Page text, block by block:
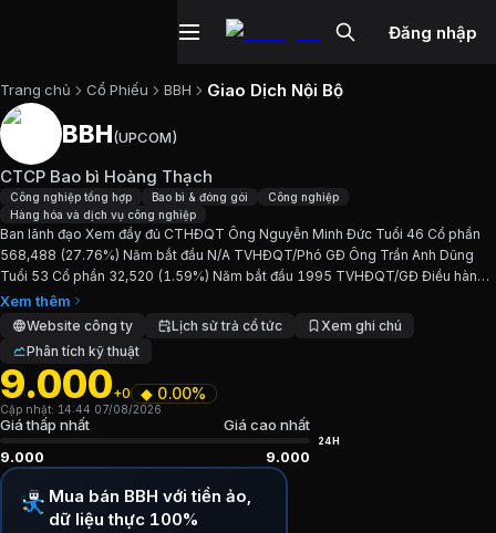
Đăng nhập
Trang chủ Cổ Phiếu BBH Giao Dịch Nội Bộ
Cổ phiếuBBH
Cập nhật: 7/8/2026.
Ngành:Công nghiệp tổng hợp, Bao bì & đóng gói, Công
Giới thiệu
Ban lãnh đạo Xem đầy đủ CTHĐQT Ông Nguyễn Minh
Chỉ số tài chínhBBH
Giá hiện tại: 9000VND
Vốn hóa: 18 tỷ đồng
P/E: 25,38
BBH(UPCOM)
CTCP Bao bì Hoàng Thạch
Công nghiệp tổng hợp Bao bì & đóng gói
Công nghiệp
Hàng hóa và dịch vụ công nghiệp
Ban lãnh đạo Xem đầy đủ CTHĐQT Ông Nguyễn Minh Đức Tuổi 46 Cổ phần
568,488 (27.76%) Năm bắt đầu N/A TVHĐQT/Phó GĐ Ông Trần Anh Dũng
Tuổi 53 Cổ phần 32,520 (1.59%) Năm bắt đầu 1995 TVHĐQT/GĐ Điều hành
Bà Nguyễn Thị Minh Tuổi 52 Cổ phần 22,216 (1.08%) Năm bắt...
Xem thêm
Website công ty Lịch sử trả cổ tức
Xem ghi chú
Phân tích kỹ thuật
9.000+0 ◆ 0.00%
Cập nhật: 14:44 07/08/2026
Giá thấp nhất
Giá cao nhất
9.000
9.000
24H
Mua bán BBH với tiền ảo,
dữ liệu thực 100%